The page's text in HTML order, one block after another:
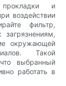
прокладки и
воздействии
фильтр,
загрязнениям,
окружающей
Такой
выбранный
работать в